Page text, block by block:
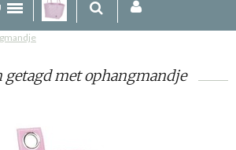
getagd met ophangmandje